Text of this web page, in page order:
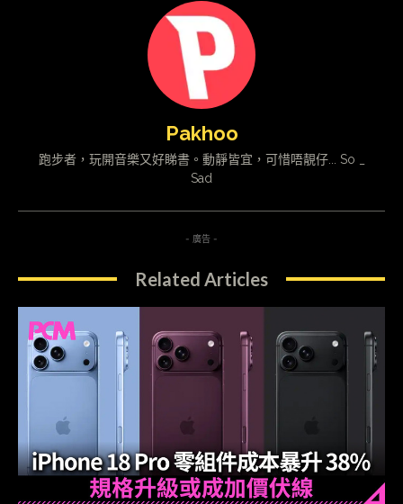
Pakhoo
跑步者，玩開音樂又好睇書。動靜皆宜，可惜唔靚仔... So _
Sad
- 廣告 -
Related Articles